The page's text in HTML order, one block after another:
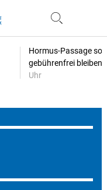
Hormus-Passage
gebührenfrei bleiben
Uhr